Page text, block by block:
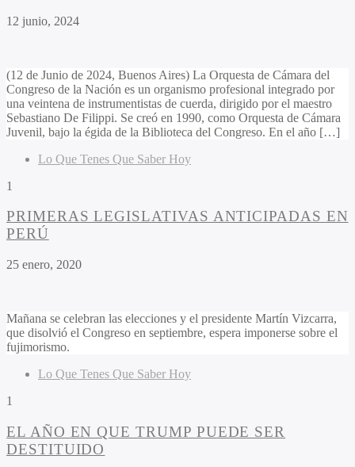
12 junio, 2024
(12 de Junio de 2024, Buenos Aires) La Orquesta de Cámara del
Congreso de la Nación es un organismo profesional integrado por
una veintena de instrumentistas de cuerda, dirigido por el maestro
Sebastiano De Filippi. Se creó en 1990, como Orquesta de Cámara
Juvenil, bajo la égida de la Biblioteca del Congreso. En el año […]
Lo Que Tenes Que Saber Hoy
1
PRIMERAS LEGISLATIVAS ANTICIPADAS EN
PERÚ
25 enero, 2020
Mañana se celebran las elecciones y el presidente Martín Vizcarra,
que disolvió el Congreso en septiembre, espera imponerse sobre el
fujimorismo.
Lo Que Tenes Que Saber Hoy
1
EL AÑO EN QUE TRUMP PUEDE SER
DESTITUIDO